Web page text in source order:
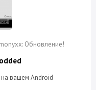
Обновление!
вашем Android